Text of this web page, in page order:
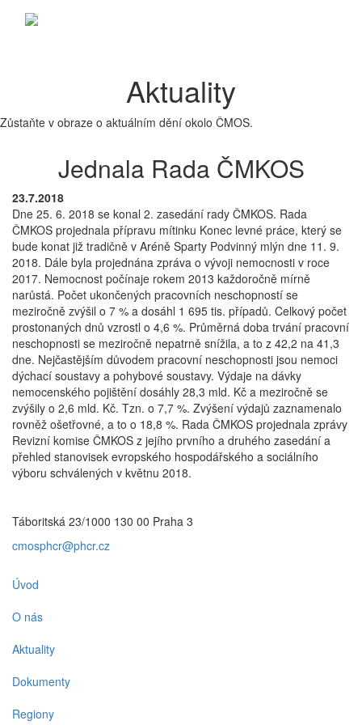
Aktuality
Zůstaňte v obraze o aktuálním dění okolo ČMOS.
Jednala Rada ČMKOS
23.7.2018
Dne 25. 6. 2018 se konal 2. zasedání rady ČMKOS. Rada
ČMKOS projednala přípravu mítinku Konec levné práce, který se
bude konat již tradičně v Aréně Sparty Podvinný mlýn dne 11. 9.
2018. Dále byla projednána zpráva o vývoji nemocnosti v roce
2017. Nemocnost počínaje rokem 2013 každoročně mírně
narůstá. Počet ukončených pracovních neschopností se
meziročně zvýšil o 7 % a dosáhl 1 695 tis. případů. Celkový počet
prostonaných dnů vzrostl o 4,6 %. Průměrná doba trvání pracovní
neschopnosti se meziročně nepatrně snížila, a to z 42,2 na 41,3
dne. Nejčastějším důvodem pracovní neschopnosti jsou nemoci
dýchací soustavy a pohybové soustavy. Výdaje na dávky
nemocenského pojištění dosáhly 28,3 mld. Kč a meziročně se
zvýšily o 2,6 mld. Kč. Tzn. o 7,7 %. Zvýšení výdajů zaznamenalo
rovněž ošetřovné, a to o 18,8 %. Rada ČMKOS projednala zprávy
Revizní komise ČMKOS z jejího prvního a druhého zasedání a
přehled stanovisek evropského hospodářského a sociálního
výboru schválených v květnu 2018.
Táboritská 23/1000 130 00 Praha 3
cmosphcr@phcr.cz
Úvod
O nás
Aktuality
Dokumenty
Regiony